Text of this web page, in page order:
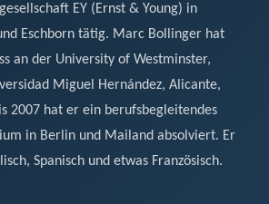
EY (Ernst & Young) in
Eschborn tätig. Marc Bollinger hat
an der University of Westminster,
Miguel Hernández, Alicante,
2007 hat er ein berufsbegleitendes
in Berlin und Mailand absolviert. Er
Spanisch und etwas Französisch.